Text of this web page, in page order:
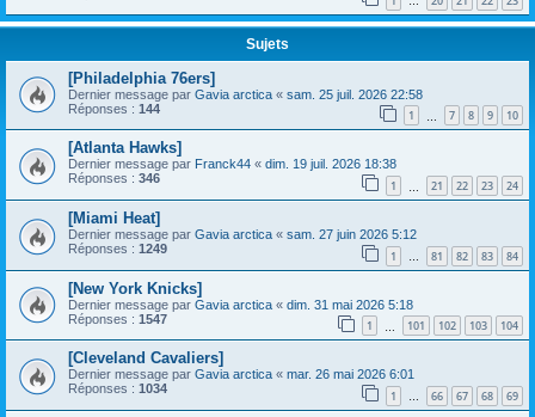
Sujets
[Philadelphia 76ers]
Dernier message par Gavia arctica « sam. 25 juil. 2026 22:58
Réponses : 144 1 7 8 9 10
[Atlanta Hawks]
Dernier message par Franck44 « dim. 19 juil. 2026 18:38
Réponses : 346 1 21 22 23 24
[Miami Heat]
Dernier message par Gavia arctica « sam. 27 juin 2026 5:12
Réponses : 1249 1 … 81 82 83 84
[New York Knicks]
Dernier message par Gavia arctica « dim. 31 mai 2026 5:18
Réponses : 1547 1 101 102 103 104
[Cleveland Cavaliers]
Dernier message par Gavia arctica « mar. 26 mai 2026 6:01
Réponses : 1034 1 … 66 67 68 69